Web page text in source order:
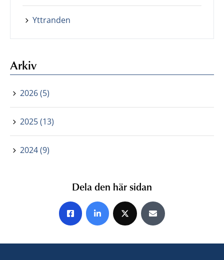
Yttranden
Arkiv
2026 (5)
2025 (13)
2024 (9)
Dela den här sidan
Share on Facebook
Share on LinkedIn
Share on XShare by E-mail